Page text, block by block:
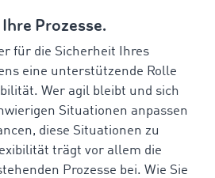
Prozesse.
für die Sicherheit Ihres
eine unterstützende Rolle
Wer agil bleibt und sich
Situationen anpassen
diese Situationen zu
trägt vor allem die
Prozesse bei. Wie Sie